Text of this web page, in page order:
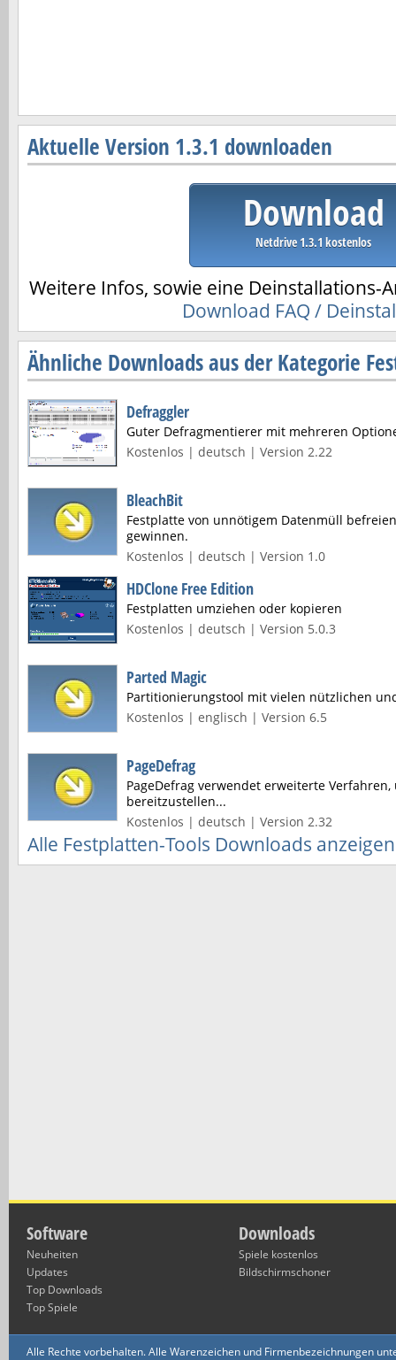
Aktuelle Version 1.3.1 downloaden
Download
Netdrive 1.3.1 kostenlos
Weitere Infos, sowie eine Deinstallations-
Download FAQ /
Ähnliche Downloads aus der Kategorie
Defraggler
Guter Defragmentierer mit mehreren
Kostenlos | deutsch | Version 2.22
BleachBit
Festplatte von unnötigem Datenmüll
gewinnen.
Kostenlos | deutsch | Version 1.0
HDClone Free Edition
Festplatten umziehen oder kopieren
Kostenlos | deutsch | Version 5.0.3
Parted Magic
Partitionierungstool mit vielen nützlichen
Kostenlos | englisch | Version 6.5
PageDefrag
PageDefrag verwendet erweiterte
bereitzustellen...
Kostenlos | deutsch | Version 2.32
Alle Festplatten-Tools Downloads anzeigen
Software
Neuheiten
Updates
Top Downloads
Top Spiele
Downloads
Spiele kostenlos
Bildschirmschoner
Alle Rechte vorbehalten. Alle Warenzeichen und Firmenbezeichnungen